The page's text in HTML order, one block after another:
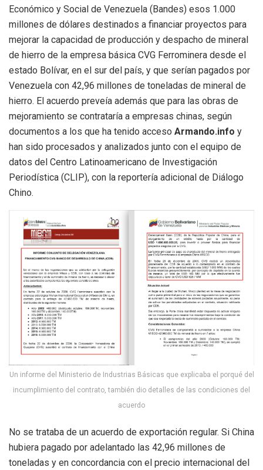
Económico y Social de Venezuela (Bandes) esos 1.000
millones de dólares destinados a financiar proyectos para
mejorar la capacidad de producción y despacho de mineral
de hierro de la empresa básica CVG Ferrominera desde el
estado Bolívar, en el sur del país, y que serían pagados por
Venezuela con 42,96 millones de toneladas de mineral de
hierro. El acuerdo preveía además que para las obras de
mejoramiento se contrataría a empresas chinas, según
documentos a los que ha tenido acceso Armando.info y
han sido procesados y analizados junto con el equipo de
datos del Centro Latinoamericano de Investigación
Periodística (CLIP), con la reportería adicional de Diálogo
Chino.
Un informe del Ministerio de Industrias Básicas que explicaba el porqué del
incumplimiento del contrato, también dio detalles de las condiciones del
acuerdo
No se trataba de un acuerdo de exportación regular. Si China
hubiera pagado por adelantado las 42,96 millones de
toneladas y en concordancia con el precio internacional del